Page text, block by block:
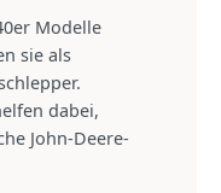
Modelle
sie als
dabei,
John-Deere-